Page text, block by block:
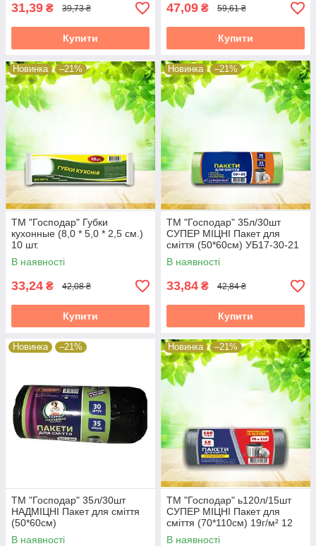
31,39 ₴ 39,73 ₴
Купити
47,09 ₴ 59,61 ₴
Купити
Новинка –21%
ТМ "Господар" Губки
кухонные (8,0 * 5,0 * 2,5 см.)
10 шт.
В наявності
33,24 ₴ 42,08 ₴
Купити
Новинка –21%
ТМ "Господар" 35л/30шт
СУПЕР МІЦНІ Пакет для
сміття (50*60см) УБ17-30-21
В наявності
33,84 ₴ 42,84 ₴
Купити
Новинка –21%
ТМ "Господар" 35л/30шт
НАДМІЦНІ Пакет для сміття
(50*60см)
В наявності
Новинка –21%
ТМ "Господар" ь120л/15шт
СУПЕР МІЦНІ Пакет для
сміття (70*110см) 19г/м² 12
шт./
В наявності